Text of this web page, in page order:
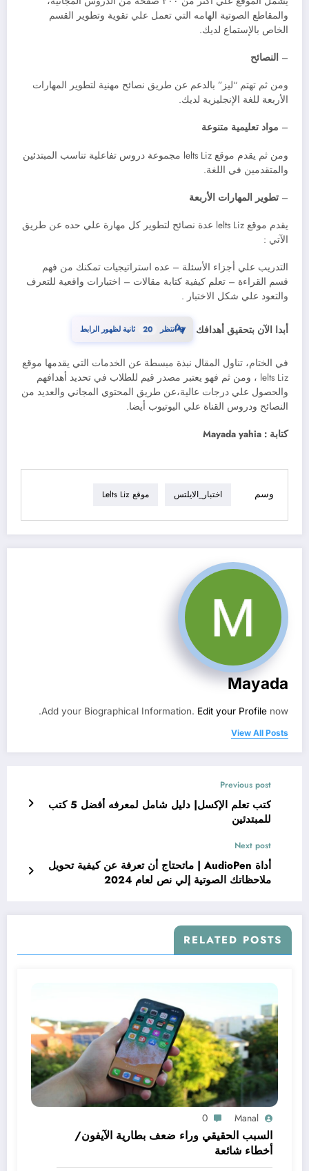
والمقاطع الصوتية الهامه التي تعمل علي تقوية وتطوير القسم
الخاص بالإستماع لديك.
– النصائح
ومن ثم تهتم “ليز” بالدعم عن طريق نصائح مهنية لتطوير المهارات
الأربعة للغة الإنجليزية لديك.
– مواد تعليمية متنوعة
ومن ثم يقدم موقع lelts Liz مجموعة دروس تفاعلية تناسب المبتدئين
والمتقدمين في اللغة.
– تطوير المهارات الأربعة
يقدم موقع lelts Liz عدة نصائح لتطوير كل مهارة علي حده عن طريق
الآتي :
التدريب علي أجزاء الأسئلة – عده استراتيجيات تمكنك من فهم
قسم القراءة – تعلم كيفية كتابة مقالات – اختبارات واقعية للتعرف
والتعود علي شكل الاختبار .
أبدا الآن بتحقيق أهدافك ⏳انتظر 19 ثانية لظهور الرابط
في الختام، تناول المقال نبذة مبسطة عن الخدمات التي يقدمها موقع
lelts Liz ، ومن ثم فهو يعتبر مصدر قيم للطلاب في تحديد أهدافهم
والحصول علي درجات عالية،عن طريق المحتوي المجاني والعديد من
النصائح ودروس القناة علي اليوتيوب أيضا.
كتابة : Mayada yahia
وسم اختبار_الايلتس موقع Lelts Liz
Mayada
Add your Biographical Information. Edit your Profile now.
View All Posts
Previous post
كتب تعلم الإكسل| دليل شامل لمعرفه أفضل 5 كتب
للمبتدئين
Next post
أداة AudioPen | ماتحتاج أن تعرفة عن كيفية تحويل
ملاحظاتك الصوتية إلي نص لعام 2024
RELATED POSTS
Manal
0
السبب الحقيقي وراء ضعف بطارية الآيفون/
أخطاء شائعة